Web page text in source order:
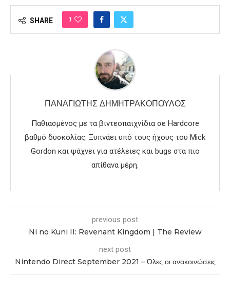
SHARE 1
ΠΑΝΑΓΙΏΤΗΣ ΔΗΜΗΤΡΑΚΌΠΟΥΛΟΣ
Παθιασμένος με τα βιντεοπαιχνίδια σε Hardcore
βαθμό δυσκολίας. Ξυπνάει υπό τους ήχους του Mick
Gordon και ψάχνει για ατέλειες και bugs στα πιο
απίθανα μέρη.
previous post
Ni no Kuni II: Revenant Kingdom | The Review
next post
Nintendo Direct September 2021 – Όλες οι ανακοινώσεις